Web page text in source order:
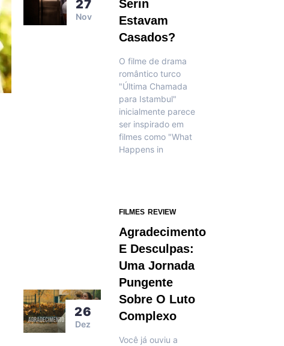
27
Nov
Serin
Estavam
Casados?
O filme de drama
romântico turco
"Última Chamada
para Istambul"
inicialmente parece
ser inspirado em
filmes como "What
Happens in
26
Dez
FILMES REVIEW
Agradecimento
E Desculpas:
Uma Jornada
Pungente
Sobre O Luto
Complexo
Você já ouviu a